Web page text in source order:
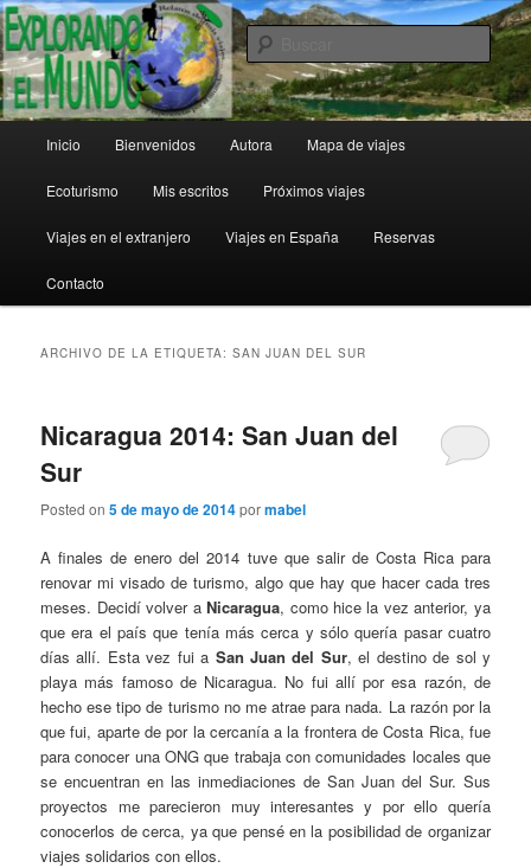
Ir
al
contenido
principal
Ir
al
contenido
secundarioExplorando el Mundo
principal
Inicio Bienvenidos Autora Mapa de viajes
Ecoturismo Mis escritos Próximos viajes
Viajes en el extranjero Viajes en España Reservas
Contacto
ARCHIVO DE LA ETIQUETA:SAN JUAN DEL SUR
Nicaragua 2014: San Juan del
Sur
Posted on5 de mayo de 2014pormabel
A finales de enero del 2014 tuve que salir de Costa Rica para
renovar mi visado de turismo, algo que hay que hacer cada tres
meses. Decidí volver aNicaragua, como hice la vez anterior, ya
que era el país que tenía más cerca y sólo quería pasar cuatro
días allí. Esta vez fui a San Juan del Sur, el destino de sol y
playa más famoso de Nicaragua. No fui allí por esa razón, de
hecho ese tipo de turismo no me atrae para nada. La razón por la
que fui, aparte de por la cercanía a la frontera de Costa Rica, fue
para conocer una ONG que trabaja con comunidades locales que
se encuentran en las inmediaciones de San Juan del Sur. Sus
proyectos me parecieron muy interesantes y por ello quería
conocerlos de cerca, ya que pensé en la posibilidad de organizar
viajes solidarios con ellos.